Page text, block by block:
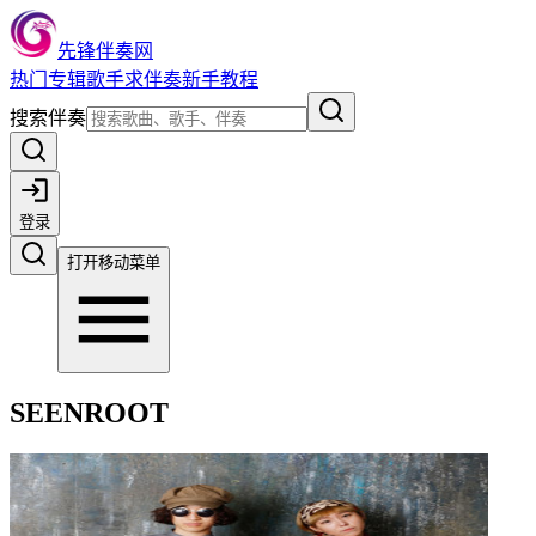
先锋伴奏网
热门 专辑歌手求伴奏新手教程
搜索伴奏
登录
打开移动菜单
SEENROOT